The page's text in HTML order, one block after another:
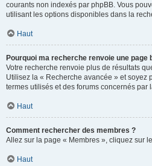
courants non indexés par phpBB. Vous
utilisant les options disponibles dans la
Haut
Pourquoi ma recherche renvoie une page
Votre recherche renvoie plus de résultats
Utilisez la « Recherche avancée » et soyez
termes utilisés et des forums concernés par
Haut
Comment rechercher des membres ?
Allez sur la page « Membres », cliquez sur
Haut